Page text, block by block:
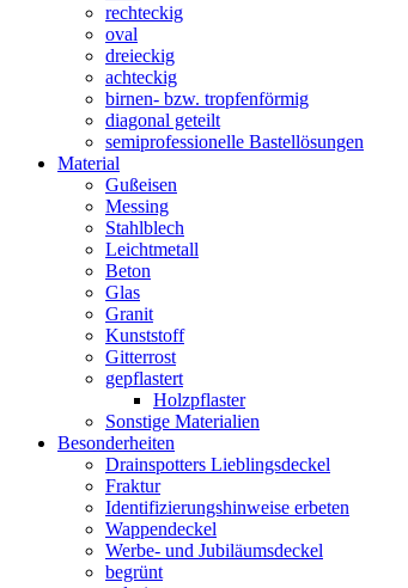
rechteckig
oval
dreieckig
achteckig
birnen- bzw. tropfenförmig
diagonal geteilt
semiprofessionelle Bastellösungen
Material
Gußeisen
Messing
Stahlblech
Leichtmetall
Beton
Glas
Granit
Kunststoff
Gitterrost
gepflastert
Holzpflaster
Sonstige Materialien
Besonderheiten
Drainspotters Lieblingsdeckel
Fraktur
Identifizierungshinweise erbeten
Wappendeckel
Werbe- und Jubiläumsdeckel
begrünt